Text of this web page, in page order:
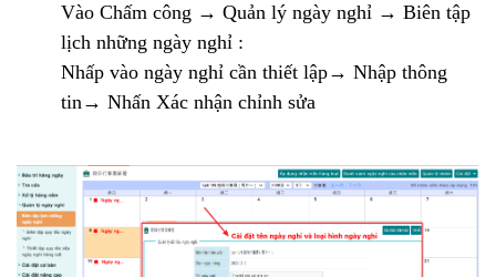
Vào Chấm công → Quản lý ngày nghỉ → Biên tập
lịch những ngày nghỉ :
Nhấp vào ngày nghỉ cần thiết lập→ Nhập thông
tin→ Nhấn Xác nhận chỉnh sửa